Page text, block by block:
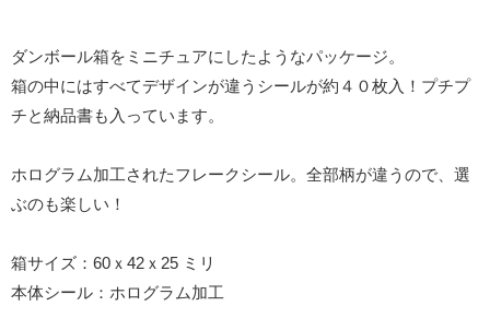
ダンボール箱をミニチュアにしたようなパッケージ。
箱の中にはすべてデザインが違うシールが約４０枚入！プチプ
チと納品書も入っています。
ホログラム加工されたフレークシール。全部柄が違うので、選
ぶのも楽しい！
箱サイズ：60ｘ42ｘ25 ミリ
本体シール：ホログラム加工